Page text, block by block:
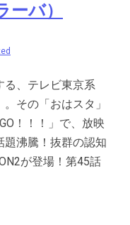
ーバ）
る、テレビ東京系
その「おはスタ」
！！！」で、放映
題沸騰！抜群の認知
が登場！第45話